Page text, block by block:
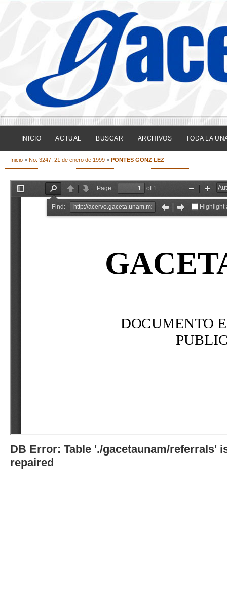
INICIO ACTUAL BUSCAR ARCHIVOS TODA LA
Inicio > No. 3247, 21 de enero de 1999 > PONTES GONZ LEZ
DB Error: Table './gacetaunam/referrals'
repaired